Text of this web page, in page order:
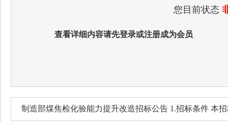
您目前状态
查看详细内容请先登录或注册成为会员
制造部煤焦检化验能力提升改造招标公告 1.招标条件 本